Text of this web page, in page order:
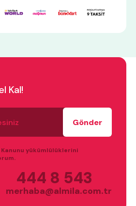
Kal!
Kanunu yükümlülüklerini
444 8 543
merhaba@almila.com.tr